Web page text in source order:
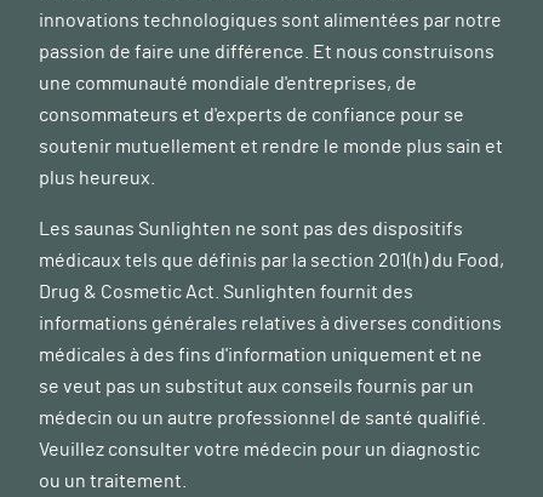
innovations technologiques sont alimentées par notre
passion de faire une différence. Et nous construisons
une communauté mondiale d'entreprises, de
consommateurs et d'experts de confiance pour se
soutenir mutuellement et rendre le monde plus sain et
plus heureux.
Les saunas Sunlighten ne sont pas des dispositifs
médicaux tels que définis par la section 201(h) du Food,
Drug & Cosmetic Act. Sunlighten fournit des
informations générales relatives à diverses conditions
médicales à des fins d'information uniquement et ne
se veut pas un substitut aux conseils fournis par un
médecin ou un autre professionnel de santé qualifié.
Veuillez consulter votre médecin pour un diagnostic
ou un traitement.